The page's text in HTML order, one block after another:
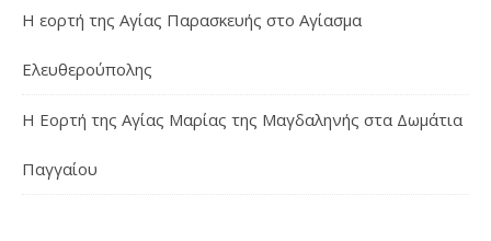
Η εορτή της Αγίας Παρασκευής στο Αγίασμα
Ελευθερούπολης
H Εορτή της Αγίας Μαρίας της Μαγδαληνής στα Δωμάτια
Παγγαίου